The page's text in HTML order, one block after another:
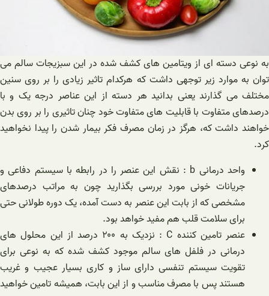
به نوعی دسته ای از ویتامین های کشف شده در این سبزیجات سالم می
توان به موارد زیر توجهی داشت که هرکدام تاثیر زیادی را بر روی سنین
مختلف می گذارند یعنی بدانید هر دسته از این عناصر درجه یک و با
درصدهای متفاوت با قابلیت های متفاوت خود چنان تاثیری را بر روی بدن
خواهند داشت که، هرگز در زمان مصرف فکر بیمار شدن را پیدا نخواهید
کرد.
واحد درمانی b : نقش این عنصر را در رابطه با سیستم دفاعی و
جریانات خونی مورد بررسی بگذارید چون به مراتب درصدهای
مشخصی که از بابت این عنصر به دست آمده، یک دوره طولانی حتی
برای سلامت قلب هم مفید خواهد بود.
عنصر تامین کننده C : نزدیک به ۲۰۰ درصد از این محلول های
درمانی در فلفل های سالم موجود کشف شده که به نوعی برای
تقویت سیستم تنفسی دارای ساز و کاری بسیار عجیب و غریب
هستند پس با مصرف مناسب و از این بابت، همیشه تامین خواهید